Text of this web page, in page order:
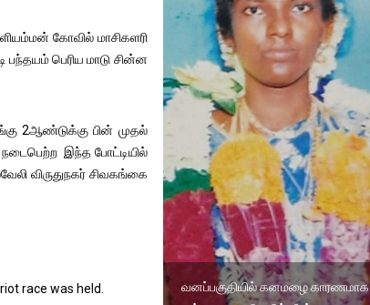
கோவில் மாசிகளரி
பெரிய மாடு சின்ன
2ஆண்டுக்கு பின் முதல்
நடைபெற்ற இந்த போட்டியில்
விருதுநகர் சிவகங்கை
race was held.
வனப்பகுதியில் கனமழை காரணமாக